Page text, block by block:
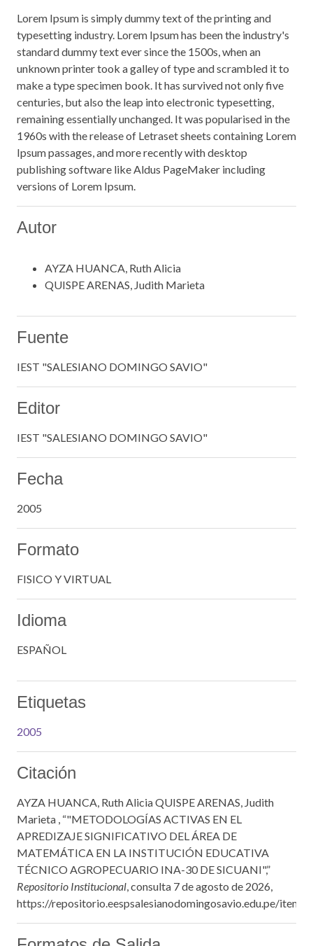
Lorem Ipsum is simply dummy text of the printing and
typesetting industry. Lorem Ipsum has been the industry's
standard dummy text ever since the 1500s, when an
unknown printer took a galley of type and scrambled it to
make a type specimen book. It has survived not only five
centuries, but also the leap into electronic typesetting,
remaining essentially unchanged. It was popularised in the
1960s with the release of Letraset sheets containing Lorem
Ipsum passages, and more recently with desktop
publishing software like Aldus PageMaker including
versions of Lorem Ipsum.
Autor
AYZA HUANCA, Ruth Alicia
QUISPE ARENAS, Judith Marieta
Fuente
IEST "SALESIANO DOMINGO SAVIO"
Editor
IEST "SALESIANO DOMINGO SAVIO"
Fecha
2005
Formato
FISICO Y VIRTUAL
Idioma
ESPAÑOL
Etiquetas
2005
Citación
AYZA HUANCA, Ruth Alicia QUISPE ARENAS, Judith
Marieta , “"METODOLOGÍAS ACTIVAS EN EL
APREDIZAJE SIGNIFICATIVO DEL ÁREA DE
MATEMÁTICA EN LA INSTITUCIÓN EDUCATIVA
TÉCNICO AGROPECUARIO INA-30 DE SICUANI",”
Repositorio Institucional, consulta 7 de agosto de 2026,
https://repositorio.eespsalesianodomingosavio.edu.pe/